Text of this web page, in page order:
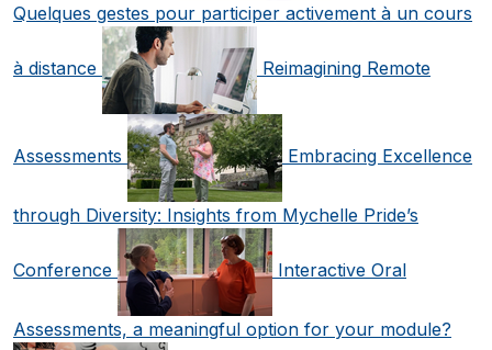
Quelques gestes pour participer activement à un cours
à distance Reimagining Remote
Assessments Embracing Excellence
through Diversity: Insights from Mychelle Pride’s
Conference Interactive Oral
Assessments, a meaningful option for your module?